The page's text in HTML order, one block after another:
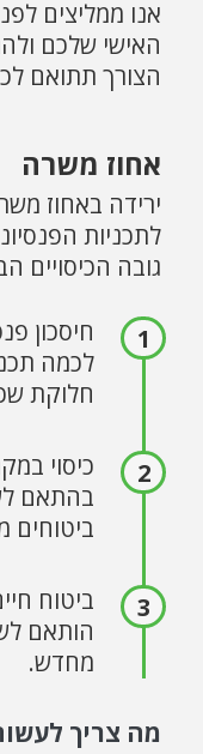
אנו ממליצים
האישי שלכם
הצורך תתואם
אחוז משרה
ירידה באחוז
לתכניות
גובה הכיסויים
חיסכון
לכמה
חלוקת
כיסוי
בהתאם
ביטוחים
ביטוח
הותאם
מחדש.
מה צריך